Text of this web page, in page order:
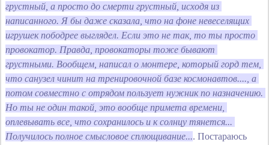
грустный, а просто до смерти грустный, исходя из
написанного. Я бы даже сказала, что на фоне невеселящих
игрушек пободрее выглядел. Если это не так, то ты просто
провокатор. Правда, провокаторы тоже бывают
грустными. Вообщем, написал о монтере, который горд тем,
что санузел чинит на тренировочной базе космонавтов...., а
потом совместно с отрядом пользует нужник по назначению.
Но ты не один такой, это вообще примета времени,
оплевывать все, что сохранилось и к солнцу тянется...
Получилось полное смысловое сплющивание.... Постараюсь